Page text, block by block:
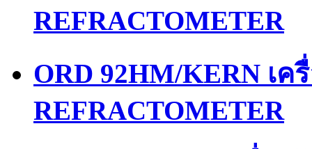
REFRACTOMETER
ORD 92HM/KERN เ
REFRACTOMETER